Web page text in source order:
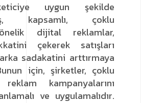
uygun şekilde
kapsamlı, çoklu
dijital reklamlar,
çekerek satışları
sadakatini arttırmaya
için, şirketler, çoklu
kampanyalarını
ve uygulamalıdır.